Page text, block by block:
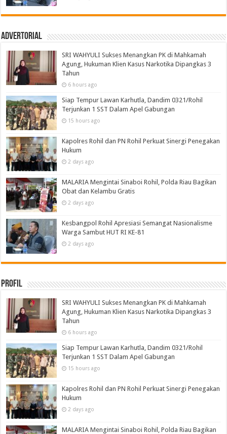
Advertorial
SRI WAHYULI Sukses Menangkan PK di Mahkamah
Agung, Hukuman Klien Kasus Narkotika Dipangkas 3
Tahun
6 hours ago
Siap Tempur Lawan Karhutla, Dandim 0321/Rohil
Terjunkan 1 SST Dalam Apel Gabungan
15 hours ago
Kapolres Rohil dan PN Rohil Perkuat Sinergi Penegakan
Hukum
2 days ago
MALARIA Mengintai Sinaboi Rohil, Polda Riau Bagikan
Obat dan Kelambu Gratis
2 days ago
Kesbangpol Rohil Apresiasi Semangat Nasionalisme
Warga Sambut HUT RI KE-81
2 days ago
Profil
SRI WAHYULI Sukses Menangkan PK di Mahkamah
Agung, Hukuman Klien Kasus Narkotika Dipangkas 3
Tahun
6 hours ago
Siap Tempur Lawan Karhutla, Dandim 0321/Rohil
Terjunkan 1 SST Dalam Apel Gabungan
15 hours ago
Kapolres Rohil dan PN Rohil Perkuat Sinergi Penegakan
Hukum
2 days ago
MALARIA Mengintai Sinaboi Rohil, Polda Riau Bagikan